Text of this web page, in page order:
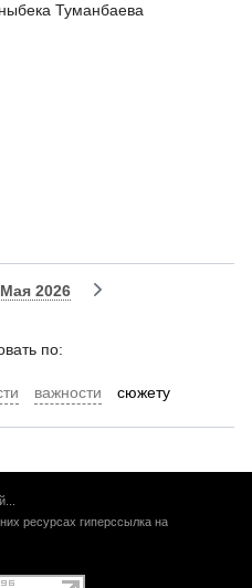
Туманбаева
2026
по:
важности сюжету
ресурсах гиперссылка на